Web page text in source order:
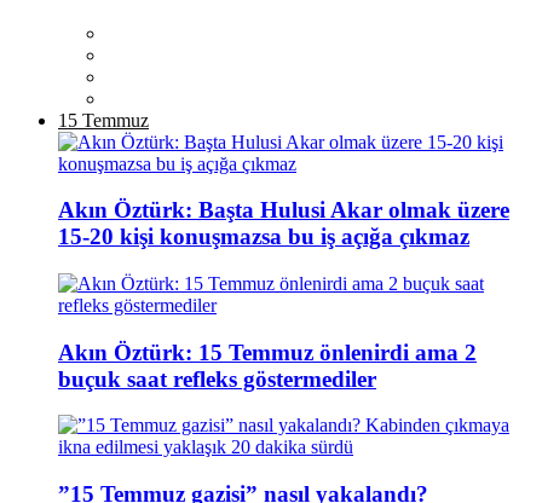
15 Temmuz
Akın Öztürk: Başta Hulusi Akar olmak üzere
15-20 kişi konuşmazsa bu iş açığa çıkmaz
Akın Öztürk: 15 Temmuz önlenirdi ama 2
buçuk saat refleks göstermediler
”15 Temmuz gazisi” nasıl yakalandı?